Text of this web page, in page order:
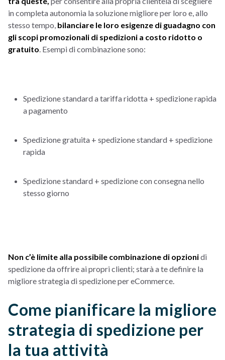
in completa autonomia la soluzione migliore per loro e, allo
stesso tempo, bilanciare le loro esigenze di guadagno con
gli scopi promozionali di spedizioni a costo ridotto o
gratuito . Esempi di combinazione sono:
Spedizione standard a tariffa ridotta + spedizione rapida
a pagamento
Spedizione gratuita + spedizione standard + spedizione
rapida
Spedizione standard + spedizione con consegna nello
stesso giorno
Non c’è limite alla possibile combinazione di opzionidi
spedizione da offrire ai propri clienti; starà a te definire la
migliore strategia di spedizione per eCommerce.
Come pianificare la migliore
strategia di spedizione per
la tua attività